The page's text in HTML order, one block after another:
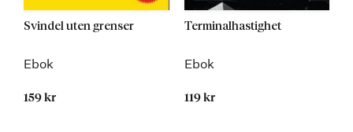
Svindel uten grenser
Ebok
159 kr
Terminalhastighet
Ebok
119 kr